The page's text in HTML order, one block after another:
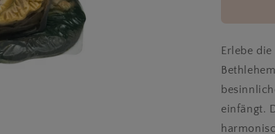
Krippe
|
ca.
Erlebe
einfängt.